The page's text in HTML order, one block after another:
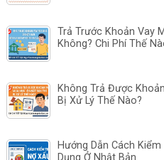
Trả Trước Khoản Vay
Không? Chi Phí Thế
Không Trả Được
Bị Xử Lý Thế Nào?
Hướng Dẫn Cách